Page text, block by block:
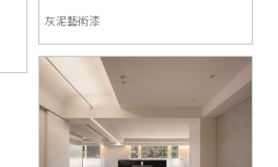
灰泥藝術漆